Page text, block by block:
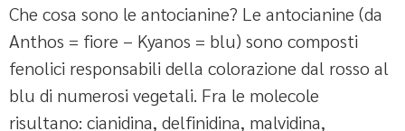
Che cosa sono le antocianine? Le antocianine (da
Anthos = fiore – Kyanos = blu) sono composti
fenolici responsabili della colorazione dal rosso al
blu di numerosi vegetali. Fra le molecole
risultano: cianidina, delfinidina, malvidina,